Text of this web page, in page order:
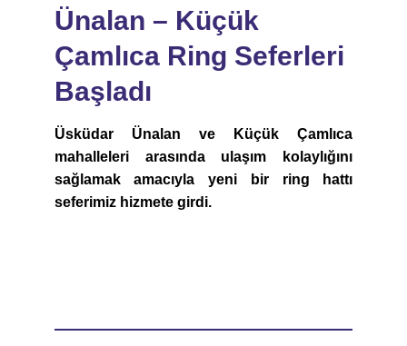
Ünalan – Küçük
Çamlıca Ring Seferleri
Başladı
Üsküdar Ünalan ve Küçük Çamlıca
mahalleleri arasında ulaşım kolaylığını
sağlamak amacıyla yeni bir ring hattı
seferimiz hizmete girdi.